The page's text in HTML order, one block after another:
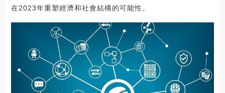
在2023年重塑經濟和社會結構的可能性。